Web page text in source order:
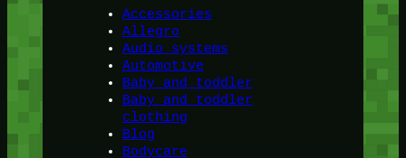
Accessories
Allegro
Audio systems
Automotive
Baby and toddler
Baby and toddler
clothing
Blog
Bodycare